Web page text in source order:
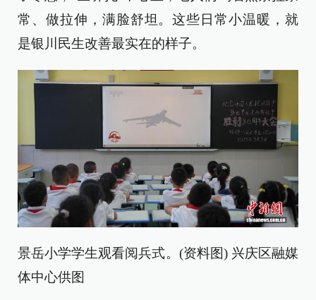
常、做拉伸，满脸舒坦。这些日常小温暖，就
是银川民生改善最实在的样子。
景岳小学学生观看阅兵式。(资料图) 兴庆区融媒
体中心供图